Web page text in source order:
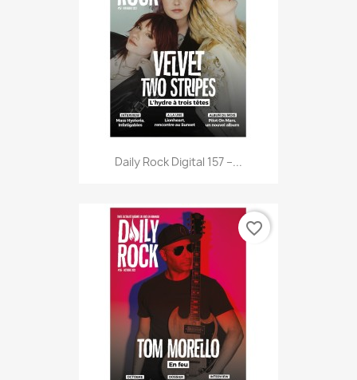
Daily Rock Digital 157 –...
favorite_border